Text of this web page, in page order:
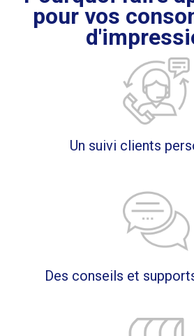
pour vos
Un suivi clients
Des conseils et